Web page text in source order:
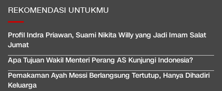
REKOMENDASI UNTUKMU
Profil Indra Priawan, Suami Nikita Willy yang Jadi Imam Salat
Jumat
Apa Tujuan Wakil Menteri Perang AS Kunjungi Indonesia?
Pemakaman Ayah Messi Berlangsung Tertutup, Hanya Dihadiri
Keluarga